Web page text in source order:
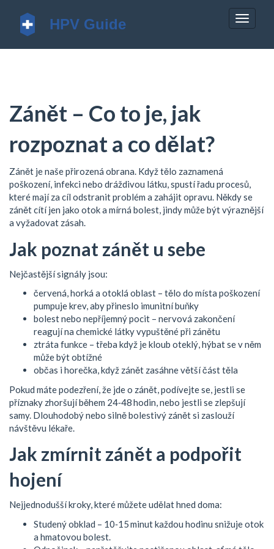
Zánět – Co to je, jak
rozpoznat a co dělat?
Zánět je naše přirozená obrana. Když tělo zaznamená
poškození, infekci nebo dráždivou látku, spustí řadu procesů,
které mají za cíl odstranit problém a zahájit opravu. Někdy se
zánět cítí jen jako otok a mírná bolest, jindy může být výraznější
a vyžadovat zásah.
Jak poznat zánět u sebe
Nejčastější signály jsou:
červená, horká a otoklá oblast – tělo do místa poškození
pumpuje krev, aby přineslo imunitní buňky
bolest nebo nepříjemný pocit – nervová zakončení
reagují na chemické látky vypuštěné při zánětu
ztráta funkce – třeba když je kloub oteklý, hýbat se v něm
může být obtížné
občas i horečka, když zánět zasáhne větší část těla
Pokud máte podezření, že jde o zánět, podívejte se, jestli se
příznaky zhoršují během 24‑48 hodin, nebo jestli se zlepšují
samy. Dlouhodobý nebo silně bolestivý zánět si zaslouží
návštěvu lékaře.
Jak zmírnit zánět a podpořit
hojení
Nejjednodušší kroky, které můžete udělat hned doma:
Studený obklad – 10‑15 minut každou hodinu snižuje otok
a hmatovou bolest.